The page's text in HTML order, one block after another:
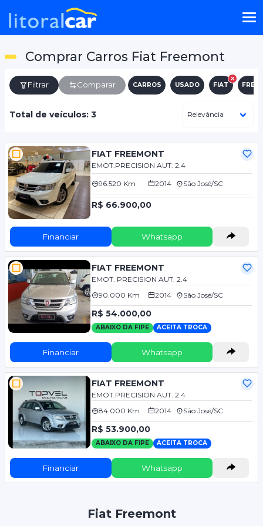
Comprar Carros Fiat Freemont
Filtrar Comparar CARROS USADO FIAT
Total de veículos: 3
FIAT FREEMONT
EMOT.PRECISION AUT. 2.4
96.520 Km 2014 São José/SC
R$ 66.900,00
Financiar Whatsapp
FIAT FREEMONT
EMOT. PRECISION AUT. 2.4
90.000 Km
2014 São José/SC
R$ 54.000,00
ABAIXO DA FIPE ACEITA TROCA
Financiar Whatsapp
FIAT FREEMONT
EMOT.PRECISION AUT. 2.4
84.000 Km
2014 São José/SC
R$ 53.900,00
ABAIXO DA FIPE ACEITA TROCA
Financiar Whatsapp
Fiat Freemont